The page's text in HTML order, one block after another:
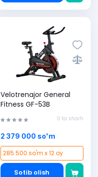
Velotrenajor General
Fitness GF-53B
0 ta sharh
2 379 000 so'm
285 500 so'm x 12 oy
Sotib olish